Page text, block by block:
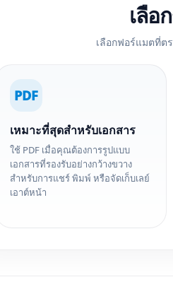
เลือ
เลือกฟอร์แมตที่ต
PDF
เหมาะที่สุดสำหรับเอกสาร
ใช้ PDF เมื่อคุณต้องการรูปแบบ
เอกสารที่รองรับอย่างกว้างขวาง
สำหรับการแชร์ พิมพ์ หรือจัดเก็บเลย์
เอาต์หน้า